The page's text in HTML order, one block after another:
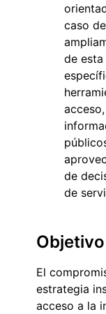
caso
de
de
de
Objetivo
El
estrategia
acceso a la